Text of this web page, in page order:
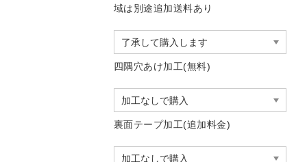
域は別途追加送料あり
四隅穴あけ加工(無料)
裏面テープ加工(追加料金)